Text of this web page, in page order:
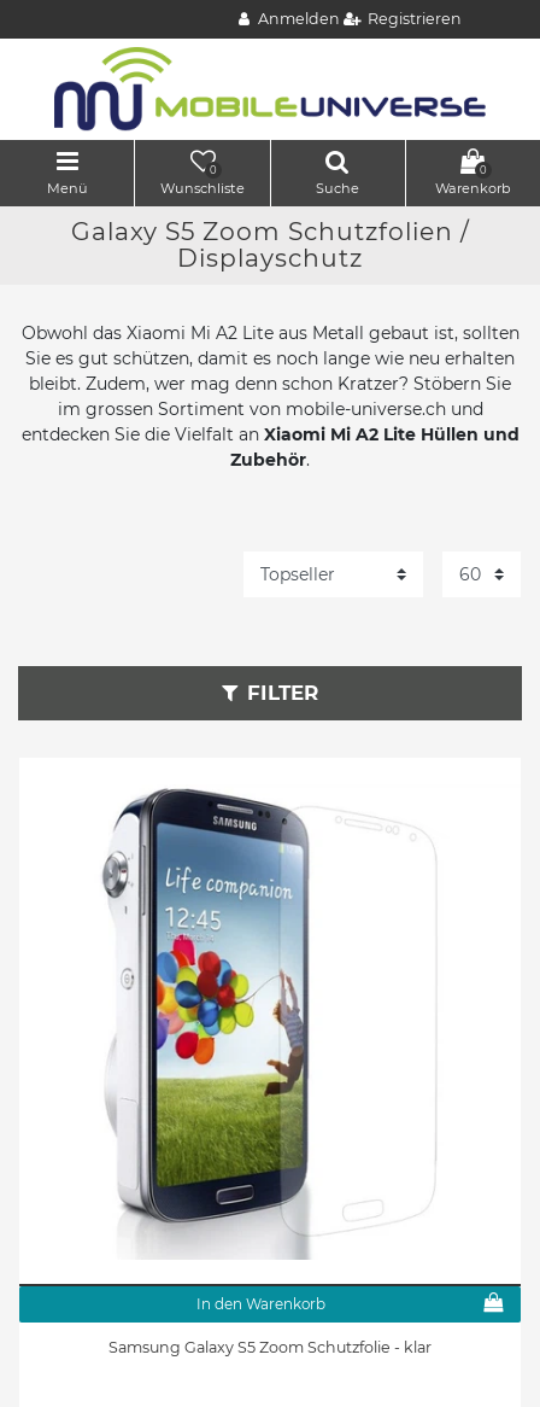
Anmelden Registrieren
Menü
0
Wunschliste Suche
0
Warenkorb
Galaxy S5 Zoom Schutzfolien /
Displayschutz
Obwohl das Xiaomi Mi A2 Lite aus Metall gebaut ist, sollten
Sie es gut schützen, damit es noch lange wie neu erhalten
bleibt. Zudem, wer mag denn schon Kratzer? Stöbern Sie
im grossen Sortiment von mobile-universe.ch und
entdecken Sie die Vielfalt an Xiaomi Mi A2 Lite Hüllen und
Zubehör.
FILTER
In den Warenkorb
Samsung Galaxy S5 Zoom Schutzfolie - klar